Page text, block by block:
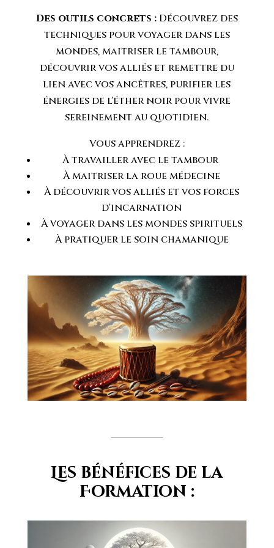
Des outils concrets :Découvrez des
techniques pour voyager dans les
mondes, maitriser le tambour,
découvrir vos alliés et remettre du
lien avec vos ancêtres, purifier les
énergies de l'éther noir pour vivre
sereinement au quotidien.
Vous apprendrez :
À travailler avec le tambour
À maitriser la roue médecine
À découvrir vos alliés et vos forces
d'incarnation
À voyager dans les mondes spirituels
À pratiquer le soin chamanique
Les bénéfices de la
Formation :